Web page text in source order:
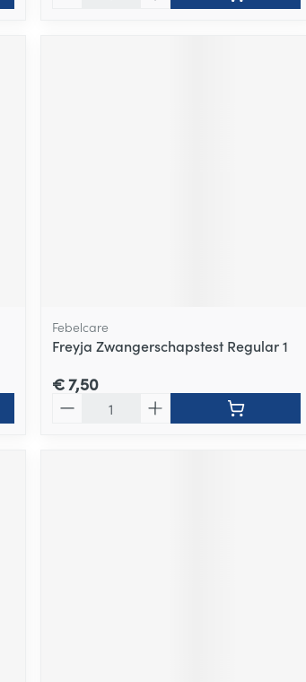
Febelcare
Freyja Zwangerschapstest Regular 1
€ 7,50